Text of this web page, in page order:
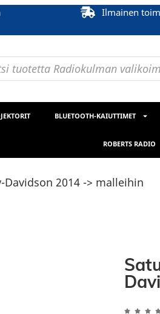
Ilmainen
BLUETOOTH-KAIUTTIMET
ROBERTS RADIO
Davidson 2014 -> malleihin